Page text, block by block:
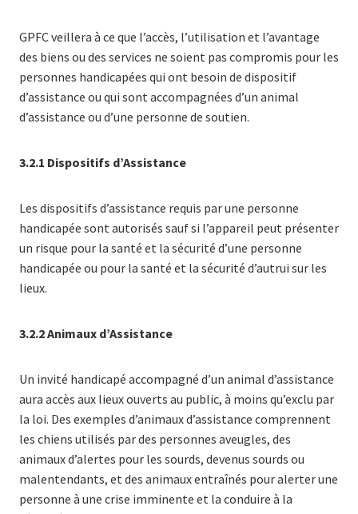
GPFC veillera à ce que l’accès, l’utilisation et l’avantage
des biens ou des services ne soient pas compromis pour les
personnes handicapées qui ont besoin de dispositif
d’assistance ou qui sont accompagnées d’un animal
d’assistance ou d’une personne de soutien.
3.2.1 Dispositifs d’Assistance
Les dispositifs d’assistance requis par une personne
handicapée sont autorisés sauf si l’appareil peut présenter
un risque pour la santé et la sécurité d’une personne
handicapée ou pour la santé et la sécurité d’autrui sur les
lieux.
3.2.2 Animaux d’Assistance
Un invité handicapé accompagné d’un animal d’assistance
aura accès aux lieux ouverts au public, à moins qu’exclu par
la loi. Des exemples d’animaux d’assistance comprennent
les chiens utilisés par des personnes aveugles, des
animaux d’alertes pour les sourds, devenus sourds ou
malentendants, et des animaux entraînés pour alerter une
personne à une crise imminente et la conduire à la